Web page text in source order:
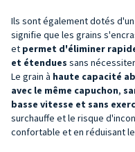
Ils sont également dotés d'un
signifie que les grains
et permet d'éliminer
et étendues sans
Le grain à haute capacité
avec le même capuchon,
basse vitesse et sans
surchauffe et le risque
confortable et en réduisant